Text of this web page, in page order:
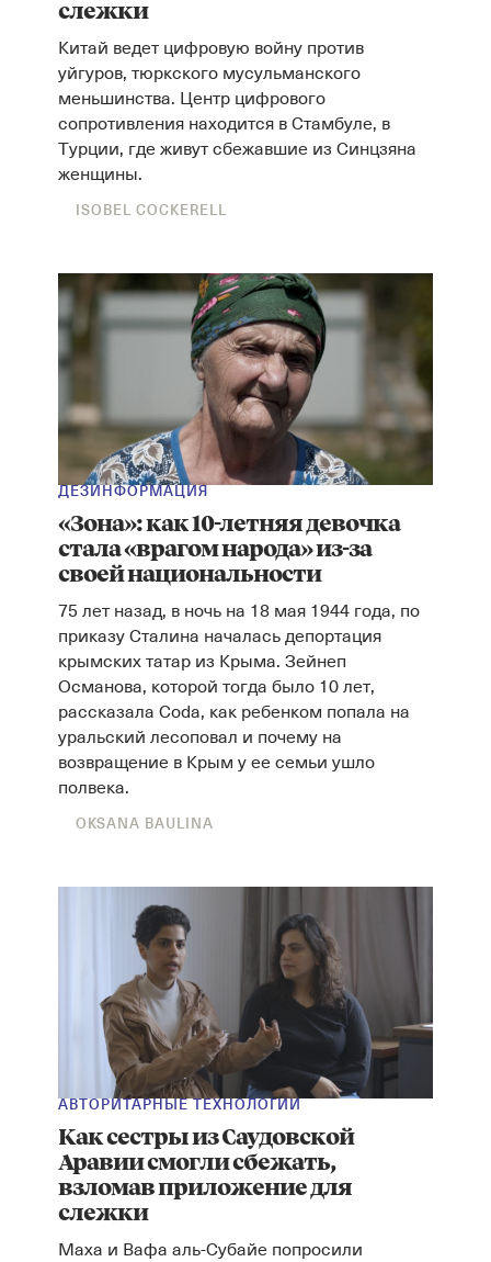
слежки
Китай ведет цифровую войну против
уйгуров, тюркского мусульманского
меньшинства. Центр цифрового
сопротивления находится в Стамбуле, в
Турции, где живут сбежавшие из Синцзяна
женщины.
ISOBEL COCKERELL
ДЕЗИНФОРМАЦИЯ
«Зона»: как 10-летняя девочка
стала «врагом народа» из-за
своей национальности
75 лет назад, в ночь на 18 мая 1944 года, по
приказу Сталина началась депортация
крымских татар из Крыма. Зейнеп
Османова, которой тогда было 10 лет,
рассказала Coda, как ребенком попала на
уральский лесоповал и почему на
возвращение в Крым у ее семьи ушло
полвека.
OKSANA BAULINA
АВТОРИТАРНЫЕ ТЕХНОЛОГИИ
Как сестры из Саудовской
Аравии смогли сбежать,
взломав приложение для
слежки
Маха и Вафа аль-Субайе попросили